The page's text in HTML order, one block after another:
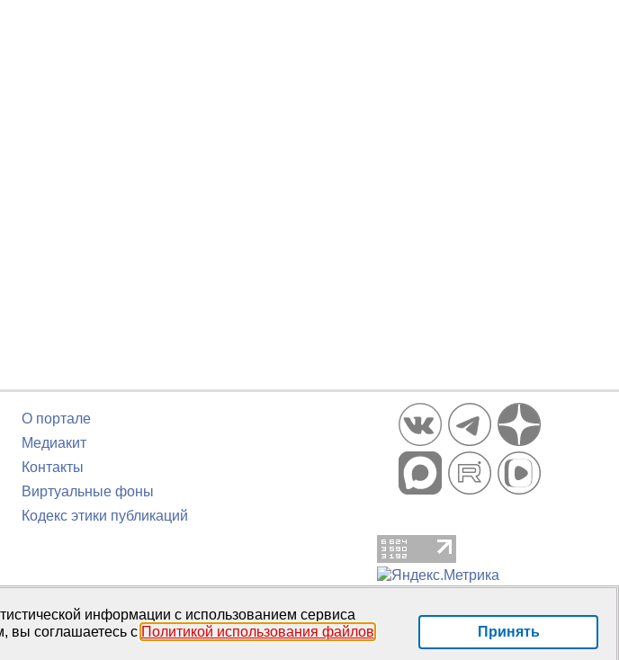
О портале
Медиакит
Контакты
Виртуальные фоны
Кодекс этики публикаций
информации с использованием сервиса
вы соглашаетесь с Политикой использования файлов
Принять